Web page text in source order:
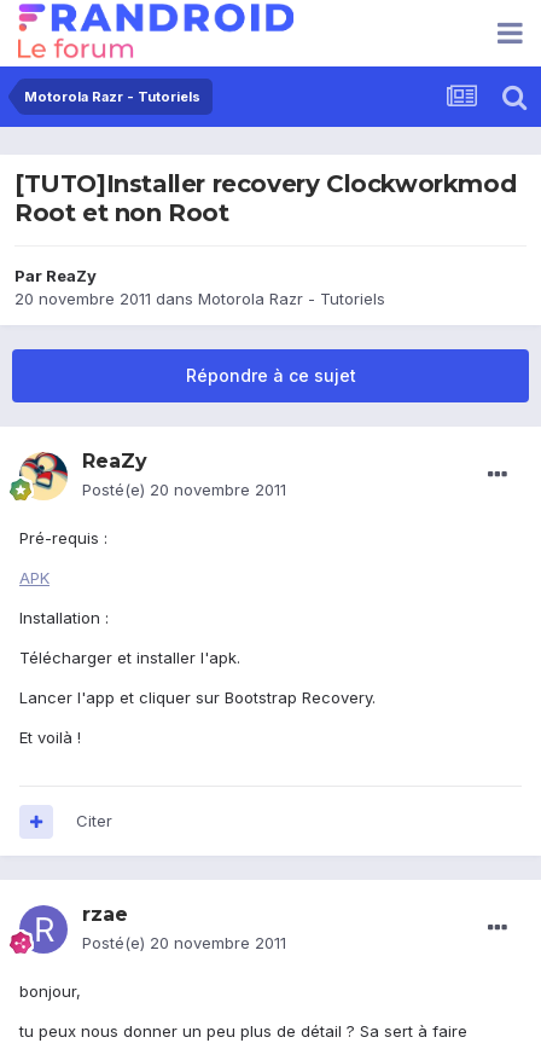
Motorola Razr - Tutoriels
[TUTO]Installer recovery Clockworkmod
Root et non Root
Par ReaZy
20 novembre 2011 dans Motorola Razr - Tutoriels
Répondre à ce sujet
ReaZy
Posté(e) 20 novembre 2011
Pré-requis :
APK
Installation :
Télécharger et installer l'apk.
Lancer l'app et cliquer sur Bootstrap Recovery.
Et voilà !
Citer
rzae
Posté(e) 20 novembre 2011
bonjour,
tu peux nous donner un peu plus de détail ? Sa sert à faire